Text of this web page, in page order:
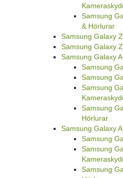
Samsung
& Hörlurar
Samsung Galaxy
Samsung Galaxy
Samsung Galaxy
Samsung
Samsung
Samsung
Samsung
Hörlurar
Samsung Galaxy
Samsung
Samsung
Samsung